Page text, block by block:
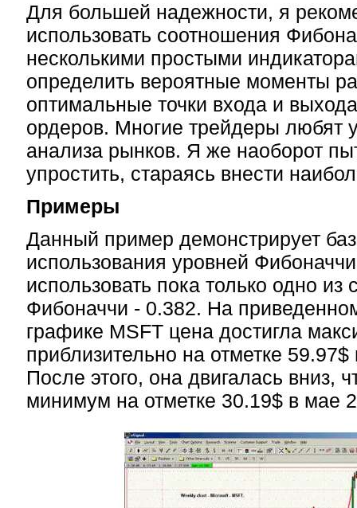
Для большей надежности, я
использовать соотношения
несколькими простыми
определить вероятные моменты
оптимальные точки входа и
ордеров. Многие трейдеры любят
анализа рынков. Я же наоборот
упростить, стараясь внести
Примеры
Данный пример демонстрирует
использования уровней
использовать пока только одно из
Фибоначчи - 0.382. На
графике MSFT цена достигла
приблизительно на отметке 59.97$
После этого, она двигалась вниз,
минимум на отметке 30.19$ в мае